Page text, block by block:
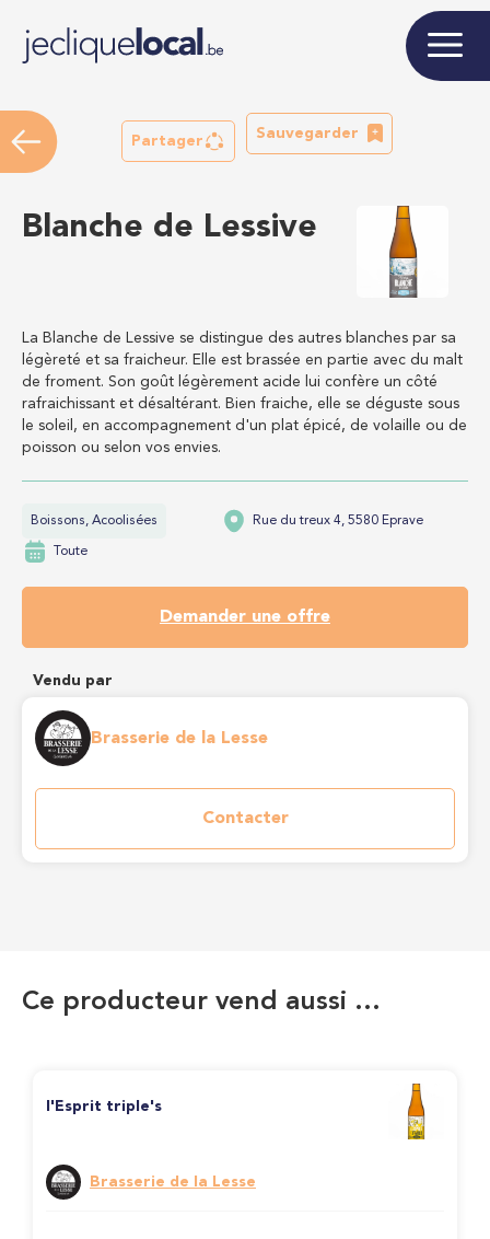
Partager
Sauvegarder
Blanche de Lessive
La Blanche de Lessive se distingue des autres blanches par sa
légèreté et sa fraicheur. Elle est brassée en partie avec du malt
de froment. Son goût légèrement acide lui confère un côté
rafraichissant et désaltérant. Bien fraiche, elle se déguste sous
le soleil, en accompagnement d'un plat épicé, de volaille ou de
poisson ou selon vos envies.
Boissons, Acoolisées Rue du treux 4, 5580 Eprave
Toute
Demander une offre
Vendu par
Brasserie de la Lesse
Contacter
Ce producteur vend aussi …
l'Esprit triple's
Brasserie de la Lesse